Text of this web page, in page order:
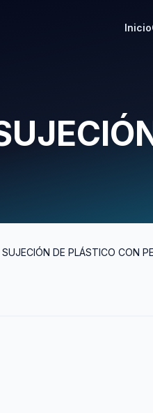
Inicio
DE PLÁSTICO CON